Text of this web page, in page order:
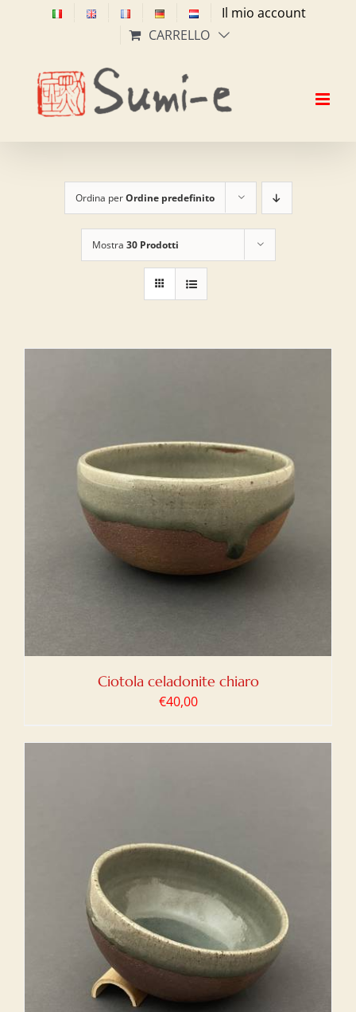
Il mio account
CARRELLO
Ordina perOrdine predefinito
Mostra 30 Prodotti
Ciotola celadonite chiaro
€40,00